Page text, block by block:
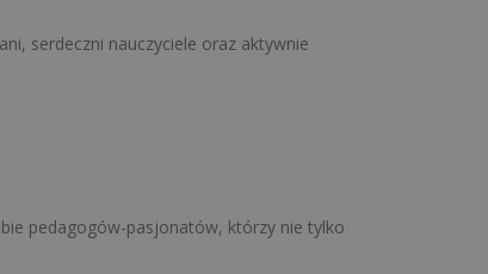
serdeczni nauczyciele oraz aktywnie
pedagogów-pasjonatów, którzy nie tylko